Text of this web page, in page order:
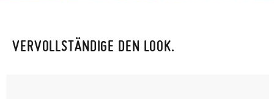
VERVOLLSTÄNDIGE DEN LOOK.